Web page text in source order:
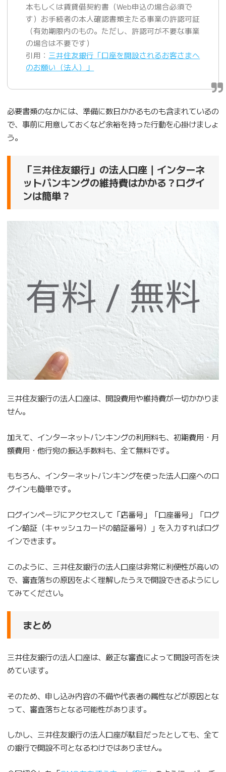
本もしくは賃貸借契約書（Web申込の場合必須で
す）お手続者の本人確認書類主たる事業の許認可証
（有効期限内のもの。ただし、許認可が不要な事業
の場合は不要です）
引用： 三井住友銀行「口座を開設されるお客さまへ
のお願い（法人）」
必要書類のなかには、準備に数日かかるものも含まれているの
で、事前に用意しておくなど余裕を持った行動を心掛けましょ
う。
「三井住友銀行」の法人口座｜インターネ
ットバンキングの維持費はかかる？ログイ
ンは簡単？
三井住友銀行の法人口座は、開設費用や維持費が一切かかりま
せん。
加えて、インターネットバンキングの利用料も、初期費用・月
額費用・他行宛の振込手数料も、全て無料です。
もちろん、インターネットバンキングを使った法人口座へのロ
グインも簡単です。
ログインページにアクセスして「店番号」「口座番号」「ログ
イン暗証（キャッシュカードの暗証番号）」を入力すればログ
インできます。
このように、三井住友銀行の法人口座は非常に利便性が高いの
で、審査落ちの原因をよく理解したうえで開設できるようにし
てみてください。
まとめ
三井住友銀行の法人口座は、厳正な審査によって開設可否を決
めています。
そのため、申し込み内容の不備や代表者の属性などが原因とな
って、審査落ちとなる可能性があります。
しかし、三井住友銀行の法人口座が駄目だったとしても、全て
の銀行で開設不可となるわけではありません。